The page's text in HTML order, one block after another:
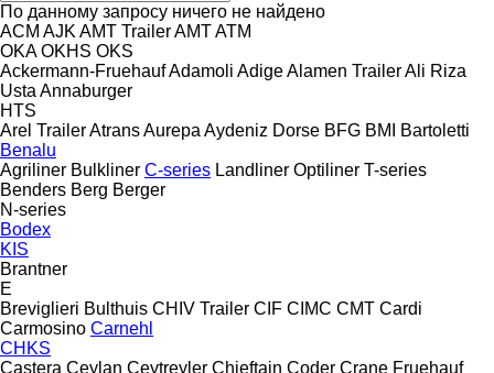
По данному запросу ничего не найдено
ACM AJK AMT TrailerAMTATM
OKA OKHS OKS
Ackermann-FruehaufAdamoli AdigeAlamen TrailerAli Riza
Usta Annaburger
HTS
Arel TrailerAtransAurepa Aydeniz Dorse BFG BMI
Bartoletti
Benalu
Agriliner Bulkliner C-series Landliner Optiliner T-series
Benders Berg Berger
N-series
Bodex
KIS
Brantner
E
Breviglieri Bulthuis CHIV Trailer CIF CIMC CMT Cardi
Carmosino Carnehl
CHKS
Castera Ceylan Ceytreyler Chieftain Coder Crane Fruehauf